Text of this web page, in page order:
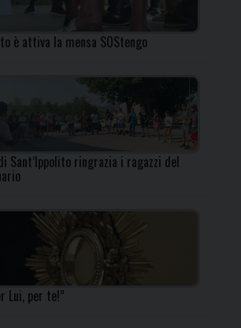
è attiva la mensa SOStengo
Sant’Ippolito ringrazia i ragazzi del
Lui, per te!”